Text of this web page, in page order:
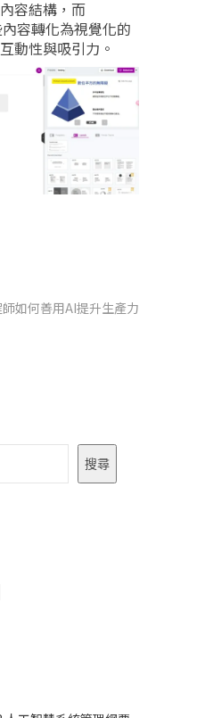
容結構，而
容轉化為視覺化的
動性與吸引力。
如何善用AI提升生產力
搜尋